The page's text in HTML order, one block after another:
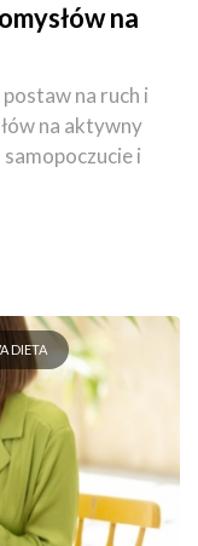
na
na ruch i
na aktywny
i
DIETA